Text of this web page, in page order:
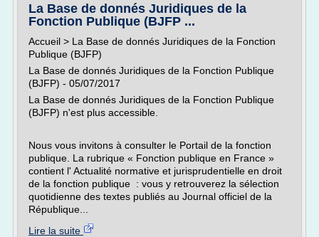
La Base de donnés Juridiques de la
Fonction Publique (BJFP ...
Accueil > La Base de donnés Juridiques de la Fonction
Publique (BJFP)
La Base de donnés Juridiques de la Fonction Publique
(BJFP) - 05/07/2017
La Base de donnés Juridiques de la Fonction Publique
(BJFP) n'est plus accessible.
Nous vous invitons à consulter le Portail de la fonction
publique. La rubrique « Fonction publique en France »
contient l' Actualité normative et jurisprudentielle en droit
de la fonction publique : vous y retrouverez la sélection
quotidienne des textes publiés au Journal officiel de la
République...
Lire la suite